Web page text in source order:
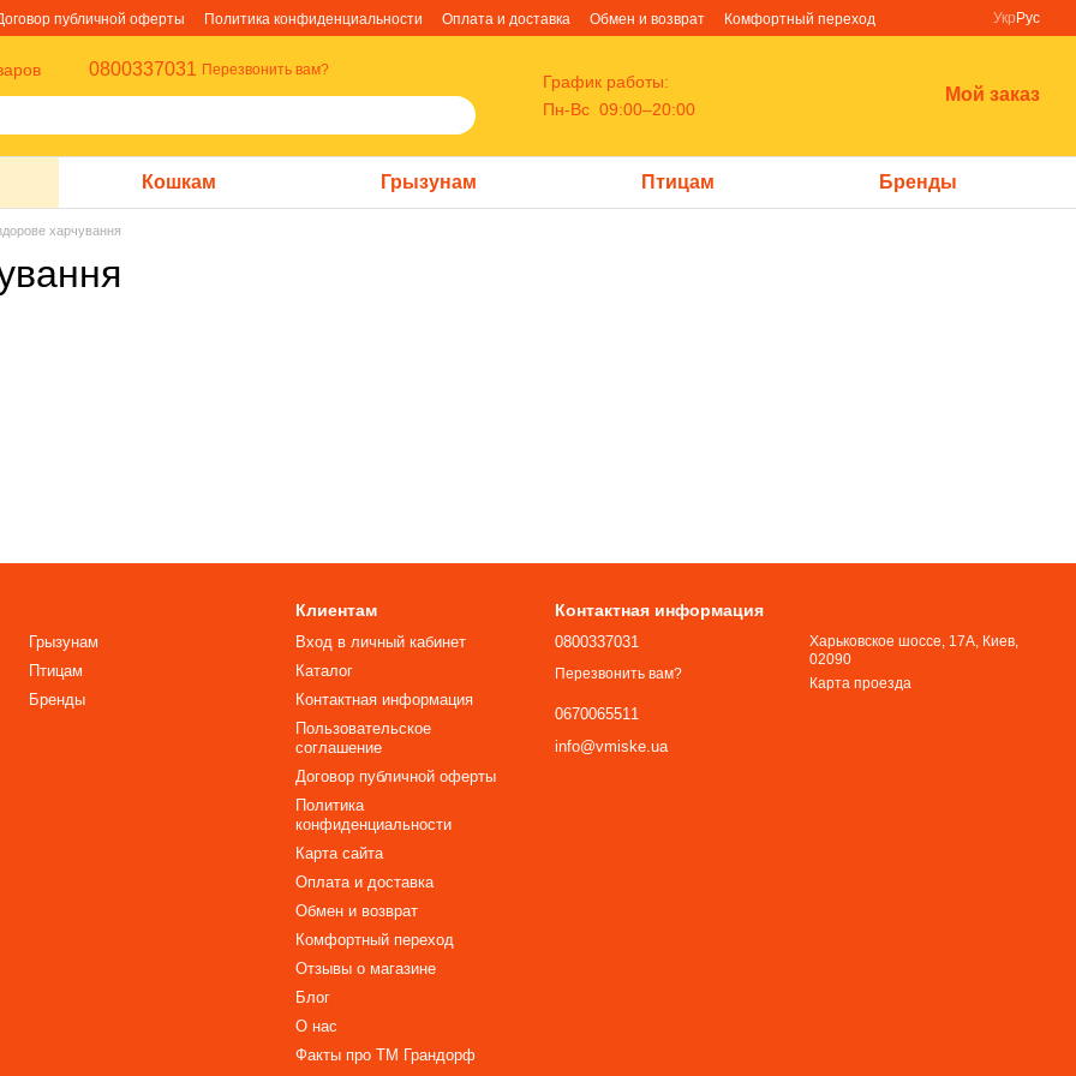
публичной оферты Политика конфиденциальности Оплата и доставка Обмен и возврат
Комфортный переход
Укр Рус
0800337031 Перезвонить вам?
График работы:
Пн-Вс 09:00–20:00
Мой заказ
Кошкам Грызунам Птицам Бренды
харчування
Грызунам
Птицам
Бренды
Клиентам
Вход в личный кабинет
Каталог
Контактная информация
Пользовательское
соглашение
Договор публичной оферты
Политика
конфиденциальности
Карта сайта
Оплата и доставка
Обмен и возврат
Комфортный переход
Отзывы о магазине
Блог
О нас
Факты про TM Грандорф
Контактная информация
0800337031
Перезвонить вам?
0670065511
info@vmiske.ua
Харьковское шоссе, 17А, Киев,
02090
Карта проезда